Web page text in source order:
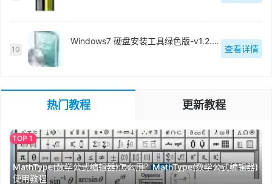
10
Windows7 硬盘安装工具绿色版-v1.2.0.62
查看详情
热门教程 更新教程
MathType(数学公式编辑器)怎么用？MathType(数学公式编辑器)
使用教程